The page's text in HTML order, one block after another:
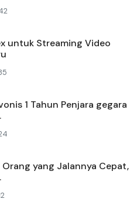
untuk Streaming Video
1 Tahun Penjara gegara
yang Jalannya Cepat,